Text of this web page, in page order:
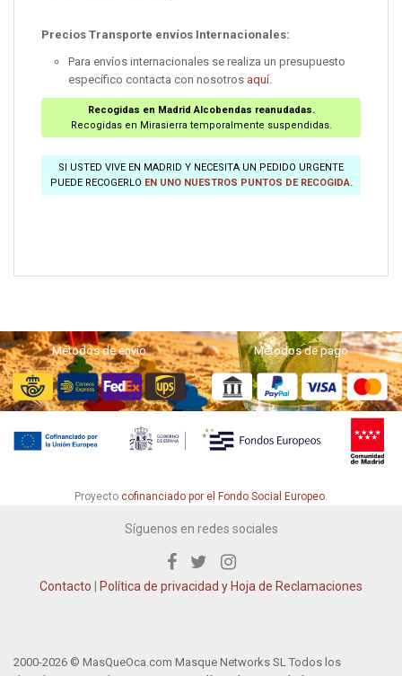
Precios Transporte envíos Internacionales:
Para envíos internacionales se realiza un presupuesto
específico contacta con nosotros aquí.
Recogidas en Madrid Alcobendas reanudadas.
Recogidas en Mirasierra temporalmente suspendidas.
SI USTED VIVE EN MADRID Y NECESITA UN PEDIDO URGENTE
PUEDE RECOGERLO EN UNO NUESTROS PUNTOS DE RECOGIDA.
Métodos de envío Métodos de pago
Proyecto cofinanciado por el Fondo Social Europeo
Síguenos en redes sociales
Contacto Política de privacidad y Hoja de Reclamaciones
2000-2026 © MasQueOca.com Masque Networks SL Todos los